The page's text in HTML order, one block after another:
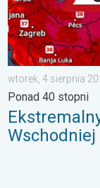
wtorek, 4 sierpnia
Ponad 40 stopni
Wschodniej